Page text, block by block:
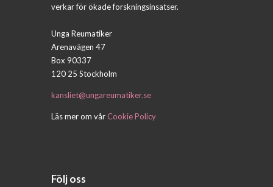
verkar för ökade forskningsinsatser.
Unga Reumatiker
Arenavägen 47
Box 90337
120 25 Stockholm
kansliet@ungareumatiker.se
Läs mer om vårCookie Policy
Följ oss